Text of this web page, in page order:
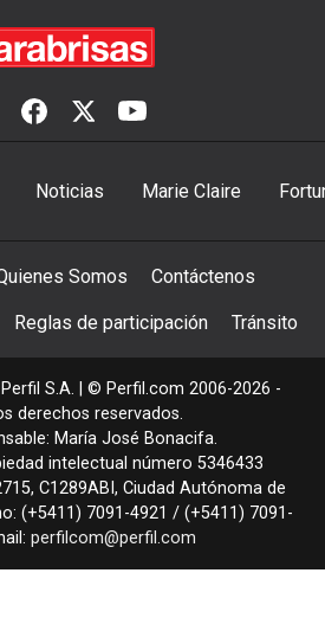
Noticias Marie Claire
Somos Contáctenos
Reglas de participación Tránsito
S.A. | © Perfil.com 2006-2026 -
derechos reservados.
María José Bonacifa.
intelectual número 5346433
, C1289ABI , Ciudad Autónoma de
(+5411) 7091-4921 / (+5411) 7091-
perfilcom@perfil.com